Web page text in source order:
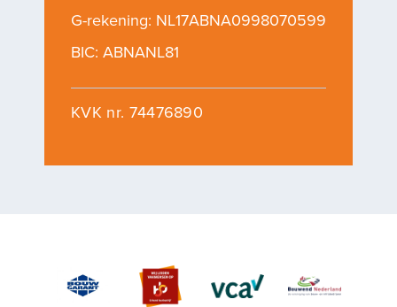
G-rekening: NL17ABNA0998070599
BIC: ABNANL81
KVK nr. 74476890